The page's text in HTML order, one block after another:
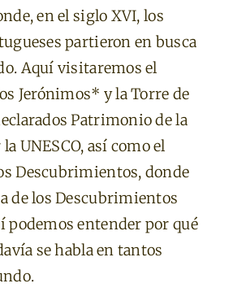
en el siglo XVI, los
partieron en busca
Aquí visitaremos el
Jerónimos* y la Torre de
Patrimonio de la
UNESCO, así como el
Descubrimientos, donde
de los Descubrimientos
entender por qué
se habla en tantos